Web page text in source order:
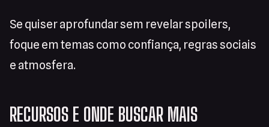
Se quiser aprofundar sem revelar spoilers,
foque em temas como confiança, regras sociais
e atmosfera.
RECURSOS E ONDE BUSCAR MAIS